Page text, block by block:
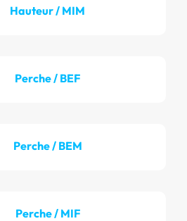
Hauteur / MIM
Perche / BEF
Perche / BEM
Perche / MIF